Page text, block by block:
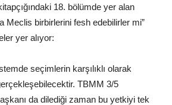
18. bölümde yer alan
Meclis birbirlerini fesh edebilirler mi”
yer alıyor:
seçimlerin karşılıklı olarak
TBMM 3/5
da dilediği zaman bu yetkiyi tek